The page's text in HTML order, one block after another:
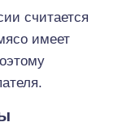
считается
имеет